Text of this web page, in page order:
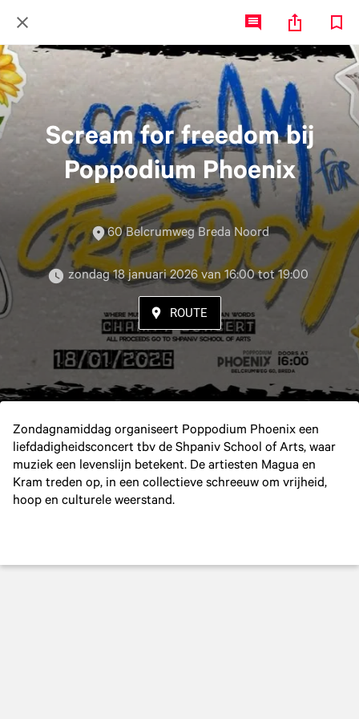
Scream for freedom bij
Poppodium Phoenix
60 Belcrumweg Breda Noord
zondag 18 januari 2026 van 16:00 tot 19:00
ROUTE
Zondagnamiddag organiseert Poppodium Phoenix een
liefdadigheidsconcert tbv de Shpaniv School of Arts, waar
muziek een levenslijn betekent. De artiesten Magua en
Kram treden op, in een collectieve schreeuw om vrijheid,
hoop en culturele weerstand.